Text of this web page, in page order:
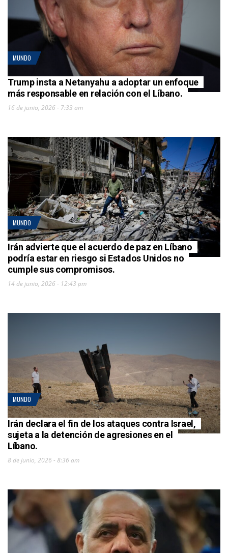
MUNDO
Trump insta a Netanyahu a adoptar un enfoque
más responsable en relación con el Líbano.
16 de junio, 2026 - 7:33 am
MUNDO
Irán advierte que el acuerdo de paz en Líbano
podría estar en riesgo si Estados Unidos no
cumple sus compromisos.
14 de junio, 2026 - 12:43 pm
MUNDO
Irán declara el fin de los ataques contra Israel,
sujeta a la detención de agresiones en el
Líbano.
8 de junio, 2026 - 8:36 am